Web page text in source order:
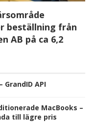
beställning från
AB på ca 6,2
API
MacBooks –
till lägre pris